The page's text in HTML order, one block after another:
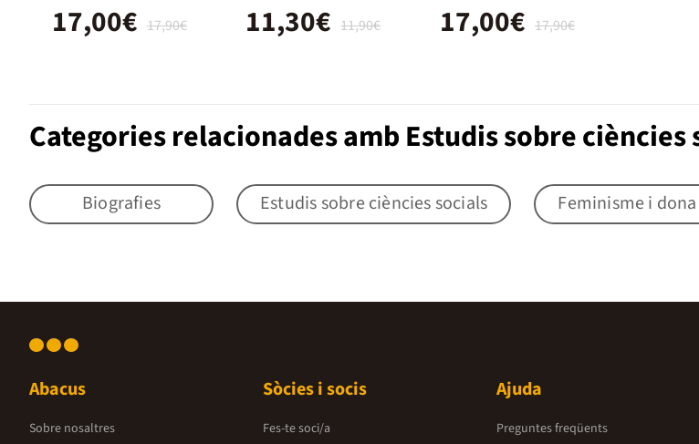
17,90€
17,00€ 11,90€
11,30€ 17,90€
17,00€
Categories relacionades amb Estudis sobre ciències
Biografies Estudis sobre ciències socials Feminisme i dona
Abacus
Sobre nosaltres
Sòcies i socis
Fes-te soci/a
Ajuda
Preguntes freqüents